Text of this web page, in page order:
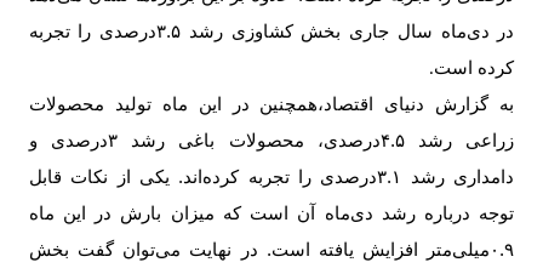
در دی‌ماه سال جاری بخش کشاوزی رشد ۳.۵درصدی را تجربه
کرده است.
به گزارش دنیای اقتصاد،همچنین در این ماه تولید محصولات
زراعی رشد ۴.۵درصدی، محصولات باغی رشد ۳درصدی و
دامداری رشد ۳.۱درصدی را تجربه کرده‌اند. یکی از نکات قابل
توجه درباره رشد دی‌ماه آن است که میزان بارش در این ماه
۰.۹میلی‌متر افزایش یافته است. در نهایت می‌توان گفت بخش